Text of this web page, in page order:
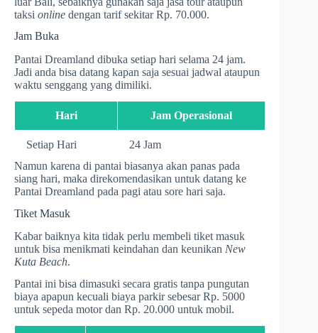
taksi online dengan tarif sekitar Rp. 70.000.
Jam Buka
Pantai Dreamland dibuka setiap hari selama 24 jam.
Jadi anda bisa datang kapan saja sesuai jadwal ataupun
waktu senggang yang dimiliki.
Hari Jam Operasional
Setiap Hari
24 Jam
Namun karena di pantai biasanya akan panas pada
siang hari, maka direkomendasikan untuk datang ke
Pantai Dreamland pada pagi atau sore hari saja.
Tiket Masuk
Kabar baiknya kita tidak perlu membeli tiket masuk
untuk bisa menikmati keindahan dan keunikan New
Kuta Beach.
Pantai ini bisa dimasuki secara gratis tanpa pungutan
biaya apapun kecuali biaya parkir sebesar Rp. 5000
untuk sepeda motor dan Rp. 20.000 untuk mobil.